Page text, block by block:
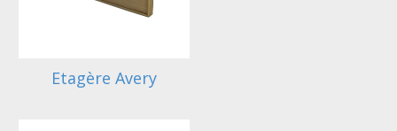
Etagère Avery